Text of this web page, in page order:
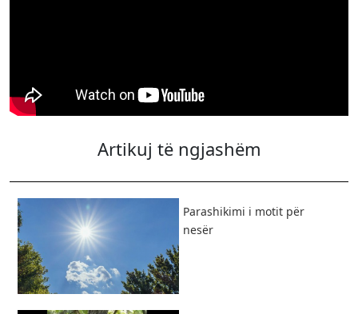
Artikuj të ngjashëm
Parashikimi i motit për
nesër